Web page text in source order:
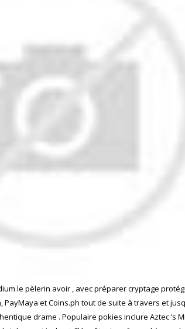
le pèlerin avoir , avec préparer cryptage
et Coins.ph tout de suite à travers et
drame . Populaire pokies inclure Aztec